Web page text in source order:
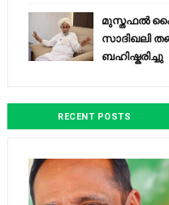
മുസ്തഫൽ
സാദിഖലി
ബഹിഷ്കരിച്ചു
RECENT POSTS